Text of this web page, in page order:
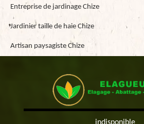
Entreprise de jardinage Chize
Jardinier taille de haie Chize
Artisan paysagiste Chize